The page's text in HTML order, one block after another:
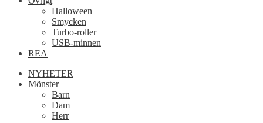
Halloween
Smycken
Turbo-roller
USB-minnen
REA
NYHETER
Mönster
Barn
Dam
Herr